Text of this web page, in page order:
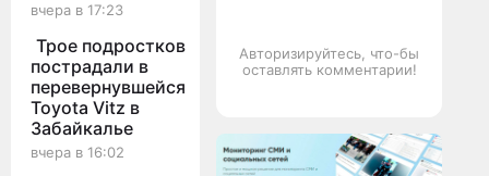
вчера в 17:23
Трое подростков
пострадали в
перевернувшейся
Toyota Vitz в
Забайкалье
вчера в 16:02
Авторизируйтесь, что-бы
оставлять комментарии!